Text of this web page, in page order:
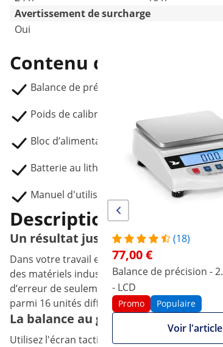
Avertissement de surcharge
Oui
Contenu de la livraison
Balance de précision SBS-LW-300-MAXT
Poids de calibrage de 100 g
Bloc d’alimentation
Batterie au lithium
Manuel d'utilisation
(18)
77,00 €
Balance de précision -
- LCD
Promo Populaire
Voir l'article
Description du produit
Un résultat juste avec une
Dans votre travail en laboratoire, en
des matériels industriels de Steinberg
d’erreur de seulement 0,001 g, elle supporte
parmi 16 unités différentes pour vos mesures.
La balance au gramme avec
Utilisez l'écran tactile pour sélectionner la